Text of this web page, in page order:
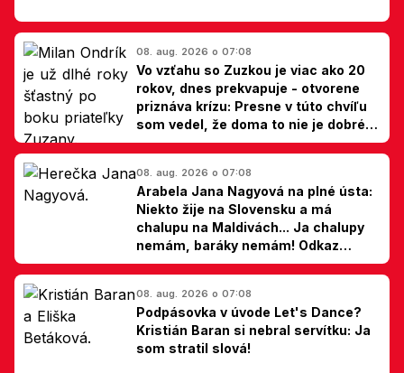
08. aug. 2026 o 07:08
Vo vzťahu so Zuzkou je viac ako 20
rokov, dnes prekvapuje - otvorene
priznáva krízu: Presne v túto chvíľu
som vedel, že doma to nie je dobré,
hovorí Milan Ondrík
08. aug. 2026 o 07:08
Arabela Jana Nagyová na plné ústa:
Niekto žije na Slovensku a má
chalupu na Maldivách... Ja chalupy
nemám, baráky nemám! Odkaz
Slovákom
08. aug. 2026 o 07:08
Podpásovka v úvode Let's Dance?
Kristián Baran si nebral servítku: Ja
som stratil slová!